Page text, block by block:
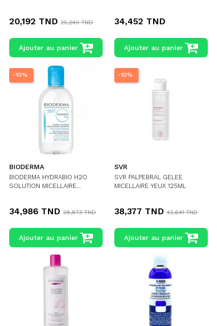
20,192 TND 25,240 TND
Ajouter au panier
34,452 TND
Ajouter au panier
-10%
BIODERMA
BIODERMA HYDRABIO H2O
SOLUTION MICELLAIRE...
34,986 TND 38,873 TND
Ajouter au panier
-10%
SVR
SVR PALPEBRAL GELEE
MICELLAIRE YEUX 125ML
38,377 TND 42,641 TND
Ajouter au panier